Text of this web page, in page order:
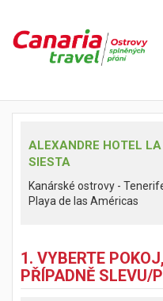
ALEXANDRE HOTEL LA
SIESTA
Kanárské ostrovy -
Playa de las Américas
1. VYBERTE
PŘÍPADNĚ SLEVU/